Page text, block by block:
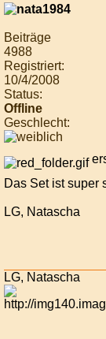
Beiträge
4988
Registriert:
10/4/2008
Status:
Offline
Geschlecht:
Das Set ist super
LG, Natascha
LG, Natascha